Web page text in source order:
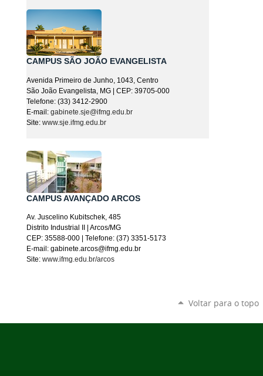
CAMPUS SÃO JOÃO EVANGELISTA
Avenida Primeiro de Junho, 1043, Centro
São João Evangelista, MG | CEP: 39705-000
Telefone: (33) 3412-2900
E-mail: gabinete.sje@ifmg.edu.br
Site: www.sje.ifmg.edu.br
CAMPUS AVANÇADO ARCOS
Av. Juscelino Kubitschek, 485
Distrito Industrial II | Arcos/MG
CEP: 35588-000 | Telefone: (37) 3351-5173
E-mail: gabinete.arcos@ifmg.edu.br
Site: www.ifmg.edu.br/arcos
Voltar para o topo